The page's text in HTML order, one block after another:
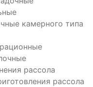
камерного типа
рассола
рассола